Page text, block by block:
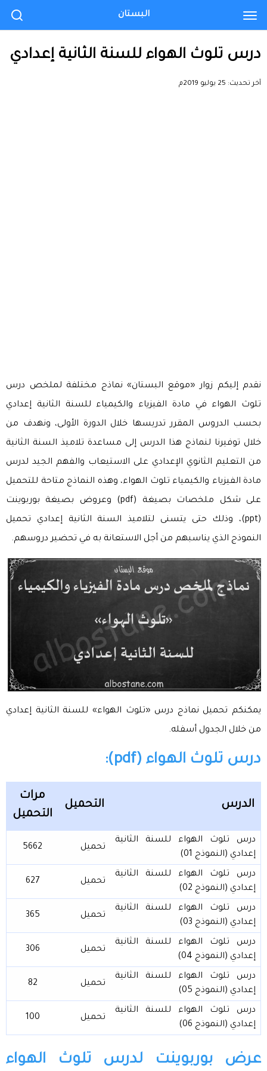
درس تلوث الهواء للسنة الثانية إعدادي
آخر تحديث: 25 يوليو 2019م
نقدم إليكم زوار «موقع البستان» نماذج مختلفة لملخص درس
تلوث الهواء في مادة الفيزياء والكيمياء للسنة الثانية إعدادي
بحسب الدروس المقرر تدريسها خلال الدورة الأولى، ونهدف من
خلال توفيرنا لنماذج هذا الدرس إلى مساعدة تلاميذ السنة الثانية
من التعليم الثانوي الإعدادي على الاستيعاب والفهم الجيد لدرس
مادة الفيزياء والكيمياء تلوث الهواء، وهذه النماذج متاحة للتحميل
على شكل ملخصات بصيغة (pdf) وعروض بصيغة بوربوينت
(ppt)، وذلك حتى يتسنى لتلاميذ السنة الثانية إعدادي تحميل
النموذج الذي يناسبهم من أجل الاستعانة به في تحضير دروسهم.
يمكنكم تحميل نماذج درس «تلوث الهواء» للسنة الثانية إعدادي
من خلال الجدول أسفله.
درس تلوث الهواء (pdf):
الدرس التحميل
مرات
التحميل
درس تلوث الهواء للسنة الثانية
إعدادي (النموذج 01)
تحميل 5662
درس تلوث الهواء للسنة الثانية
إعدادي (النموذج 02)
تحميل 627
درس تلوث الهواء للسنة الثانية
إعدادي (النموذج 03)
تحميل 365
درس تلوث الهواء للسنة الثانية
إعدادي (النموذج 04)
تحميل 306
درس تلوث الهواء للسنة الثانية
إعدادي (النموذج 05)
تحميل 82
درس تلوث الهواء للسنة الثانية
إعدادي (النموذج 06)
تحميل 100
عرض بوربوينت لدرس تلوث الهواء
البستان